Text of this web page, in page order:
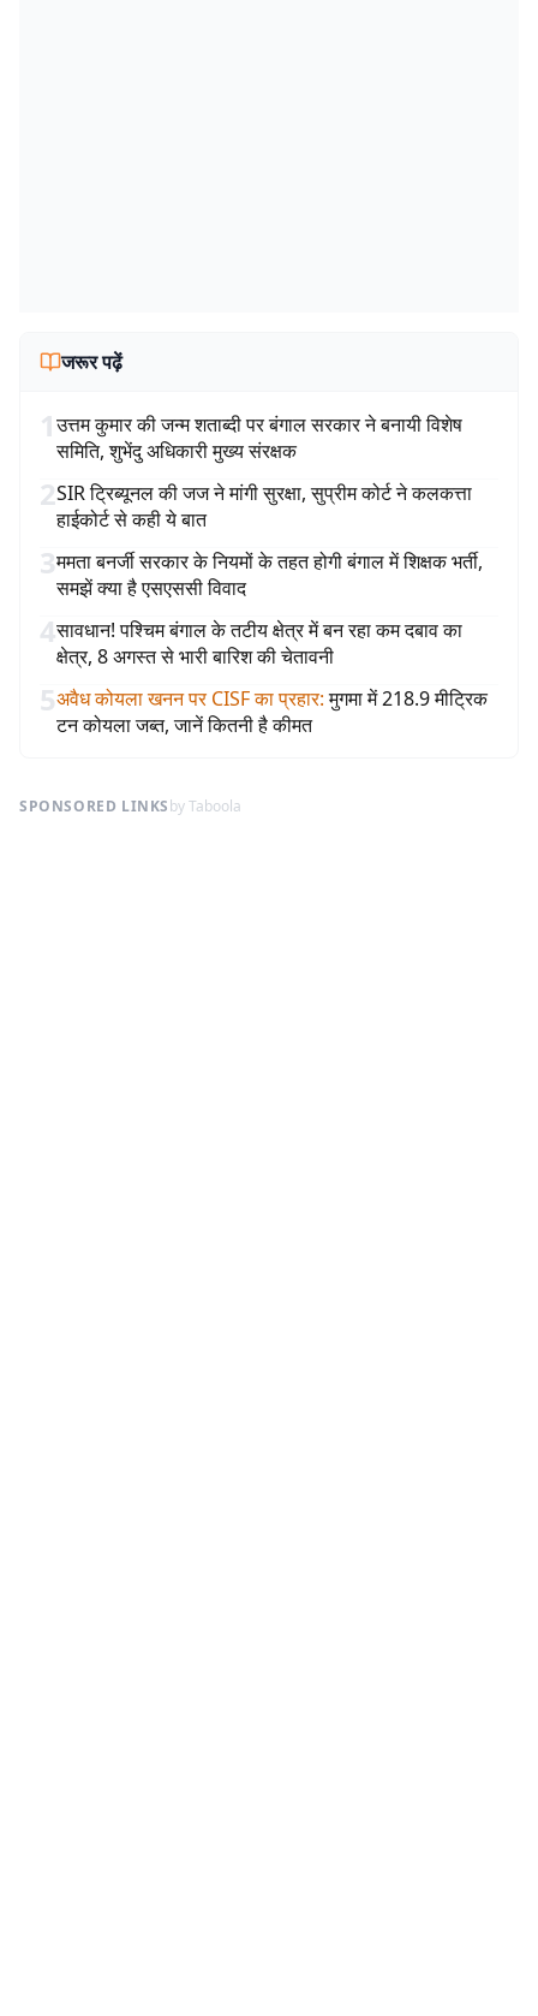
जरूर पढ़ें
1उत्तम कुमार की जन्म शताब्दी पर बंगाल सरकार ने बनायी विशेष
समिति, शुभेंदु अधिकारी मुख्य संरक्षक
2SIR ट्रिब्यूनल की जज ने मांगी सुरक्षा, सुप्रीम कोर्ट ने कलकत्ता
हाईकोर्ट से कही ये बात
3ममता बनर्जी सरकार के नियमों के तहत होगी बंगाल में शिक्षक भर्ती,
समझें क्या है एसएससी विवाद
4सावधान! पश्चिम बंगाल के तटीय क्षेत्र में बन रहा कम दबाव का
क्षेत्र, 8 अगस्त से भारी बारिश की चेतावनी
5अवैध कोयला खनन पर CISF का प्रहार: मुगमा में 218.9 मीट्रिक
टन कोयला जब्त, जानें कितनी है कीमत
SPONSORED LINKSby Taboola